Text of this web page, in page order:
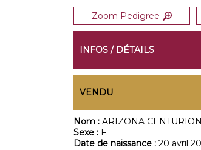
Zoom Pedigree
INFOS / DÉTAILS
VENDU
Nom : ARIZONA CENTURION
Sexe : F.
Date de naissance : 20 avril